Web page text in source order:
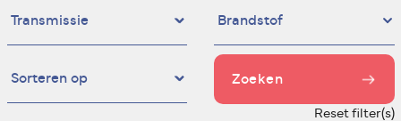
Zoeken
Reset filter(s)